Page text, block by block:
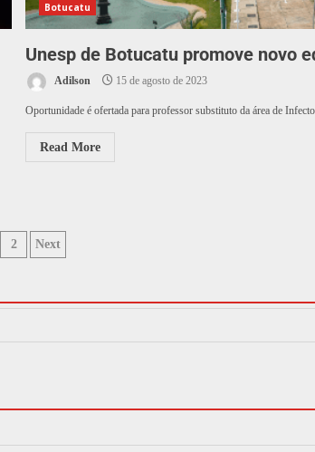
Botucatu
Unesp de Botucatu promove novo
Adilson 15 de agosto de 2023
Oportunidade é ofertada para professor substituto da área de
Read More
2 Next